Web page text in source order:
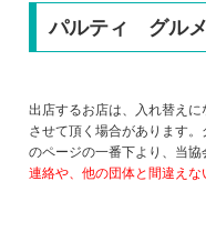
パルティ グル
出店するお店は、入れ替え
させて頂く場合があります
のページの一番下より、当協
連絡や、他の団体と間違えな